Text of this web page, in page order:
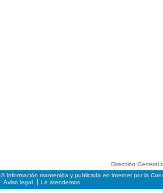
Dirección General
© Información mantenida y publicada en internet por la
Aviso legal
Le atendemos